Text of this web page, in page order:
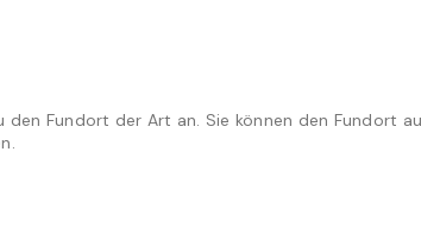
Fundort der Art an. Sie können den Fundort